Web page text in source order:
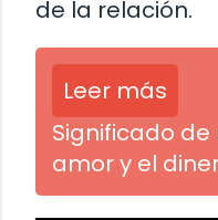
de la relación.
Leer más
Significado
amor y el